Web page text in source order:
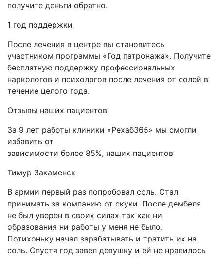
получите деньги обратно.
1 год поддержки
После лечения в центре вы становитесь
участником программы «Год патронажа». Получите
бесплатную поддержку профессиональных
наркологов и психологов после лечения от солей в
течение целого года.
Отзывы наших пациентов
За 9 лет работы клиники «Рехаб365» мы смогли
избавить от
зависимости более 85%, наших пациентов
Тимур Закаменск
В армии первый раз попробовал соль. Стал
принимать за компанию от скуки. После дембеля
не был уверен в своих силах так как ни
образования ни работы у меня не было.
Потихоньку начал зарабатывать и тратить их на
соль. Спустя год завел девушку и ей не нравилось